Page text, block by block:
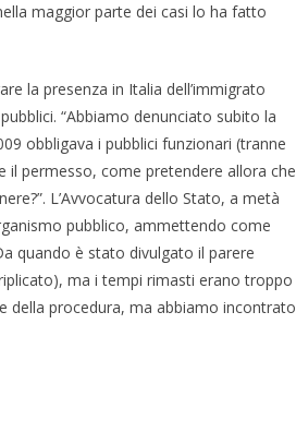
maggior parte dei casi lo ha fatto
la presenza in Italia dell’immigrato
“Abbiamo denunciato subito la
obbligava i pubblici funzionari (tranne
il permesso, come pretendere allora che
L’Avvocatura dello Stato, a metà
pubblico, ammettendo come
quando è stato divulgato il parere
ma i tempi rimasti erano troppo
della procedura, ma abbiamo incontrato